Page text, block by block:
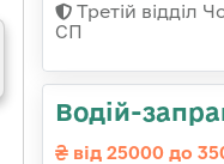
Третій відділ
СП
Водій-
від 25000 до